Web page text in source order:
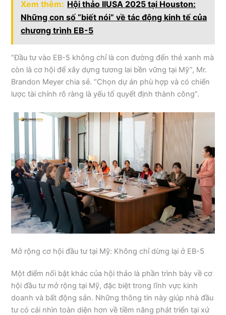
Xem thêm: Hội thảo IIUSA 2025 tại Houston:
Những con số “biết nói” về tác động kinh tế của
chương trình EB-5
“Đầu tư vào EB-5 không chỉ là con đường đến thẻ xanh mà
còn là cơ hội để xây dựng tương lai bền vững tại Mỹ”, Mr.
Brandon Meyer chia sẻ. “Chọn dự án phù hợp và có chiến
lược tài chính rõ ràng là yếu tố quyết định thành công”.
Mở rộng cơ hội đầu tư tại Mỹ: Không chỉ dừng lại ở EB-5
Một điểm nổi bật khác của hội thảo là phần trình bày về cơ
hội đầu tư mở rộng tại Mỹ, đặc biệt trong lĩnh vực kinh
doanh và bất động sản. Những thông tin này giúp nhà đầu
tư có cái nhìn toàn diện hơn về tiềm năng phát triển tại xứ